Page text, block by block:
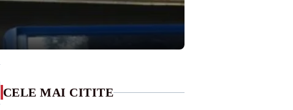
CELE MAI CITITE